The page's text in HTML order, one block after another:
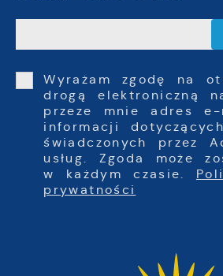
Wyrażam zgodę na
drogą elektroniczną
przeze mnie adres e-
informacji dotyczących
świadczonych przez
usług. Zgoda może
w każdym czasie.
prywatności